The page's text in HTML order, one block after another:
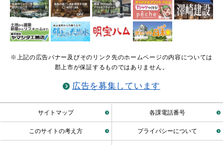
※上記の広告バナー及びそのリンク先のホームページの内容については
郡上市が保証するものではありません。
広告を募集しています
サイトマップ 各課電話番号
このサイトの考え方 プライバシーについて